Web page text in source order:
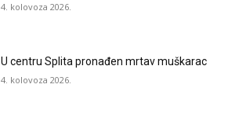
4. kolovoza 2026.
U centru Splita pronađen mrtav muškarac
4. kolovoza 2026.